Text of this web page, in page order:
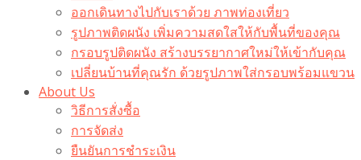
ออกเดินทางไปกับเราด้วย ภาพท่องเที่ยว
รูปภาพติดผนัง เพิ่มความสดใสให้กับพื้นที่ของคุณ
กรอบรูปติดผนัง สร้างบรรยากาศใหม่ให้เข้ากับคุณ
เปลี่ยนบ้านที่คุณรัก ด้วยรูปภาพใส่กรอบพร้อมแขวน​
About Us
วิธีการสั่งซื้อ
การจัดส่ง
ยืนยันการชำระเงิน